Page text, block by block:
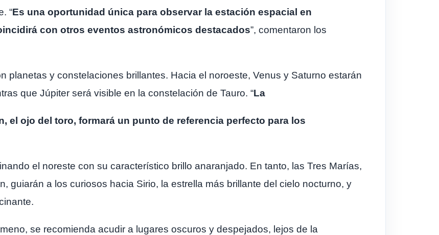
“Es una oportunidad única para observar la estación espacial en
con otros eventos astronómicos destacados”, comentaron los
planetas y constelaciones brillantes. Hacia el noroeste, Venus y Saturno estarán
que Júpiter será visible en la constelación de Tauro. “La
el ojo del toro, formará un punto de referencia perfecto para los
el noreste con su característico brillo anaranjado. En tanto, las Tres Marías,
guiarán a los curiosos hacia Sirio, la estrella más brillante del cielo nocturno, y
se recomienda acudir a lugares oscuros y despejados, lejos de la